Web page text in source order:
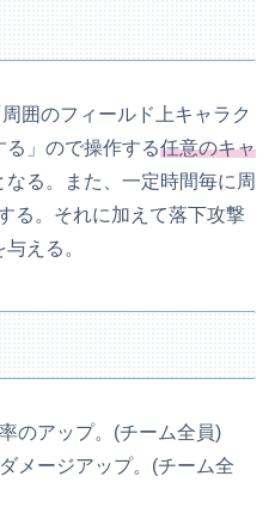
囲のフィールド上キャラク
」ので操作する任意のキャ
なる。また、一定時間毎に周
る。それに加えて落下攻撃
える。
のアップ。(チーム全員)
メージアップ。(チーム全